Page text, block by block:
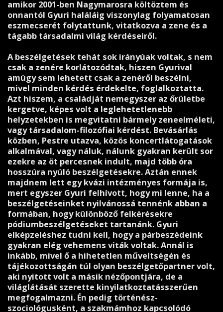
amikor 2001-ben Nagymarosra költöztem és
onnantól Gyuri haláláig viszonylag folyamatosan
eszmecserét folytattunk, vitatkozva a zene és a
tágabb társadalmi világ kérdéseiről.
A beszélgetések tehát sok irányúak voltak, s nem
csak a zenére korlátozódtak, hiszen Gyurival
amúgy sem lehetett csak a zenéről beszélni,
mivel minden kérdés érdekelte, foglalkoztatta.
Azt hiszem, a családját nemegyszer az őrületbe
kergetve, képes volt a leglehetetlenebb
helyzetekben is megvitatni bármely zeneelméleti,
vagy társadalom-filozófiai kérdést. Bevásárlás
közben, Pestre utazva, közös koncertlátogatások
alkalmával, vagy náluk, nálunk gyakran került sor
ezekre az öt percesnek indult, majd több óra
hosszúra nyúló beszélgetésekre. Aztán ennek
majdnem lett egy kvázi intézményes formája is,
mert egyszer Gyuri felhívott, hogy mi lenne, ha a
beszélgetéseinket nyilvánossá tennénk abban a
formában, hogy különböző felkérésekre
pódiumbeszélgetéseket tartanánk. Gyuri
elképzeléshez tudni kell, hogy a párbeszédeink
gyakran elég vehemens viták voltak. Annál is
inkább, mivel ő a hihetetlen műveltségén és
tájékozottságán túl olyan beszélgetőpartner volt,
aki nyitott volt a másik nézőpontjára, de a
világlátását szerette kinyilatkoztatásszerűen
megfogalmazni. Én pedig történész-
szociológusként, a szakmámhoz kapcsolódó